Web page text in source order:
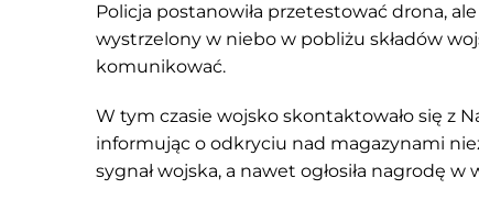
Policja postanowiła przetestować drona,
wystrzelony w niebo w pobliżu składów
komunikować.
W tym czasie wojsko skontaktowało się z
informując o odkryciu nad magazynami
sygnał wojska, a nawet ogłosiła nagrodę